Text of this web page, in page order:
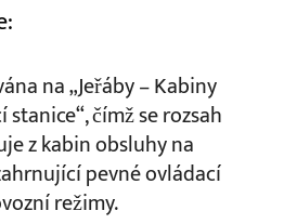
na „Jeřáby – Kabiny
čímž se rozsah
z kabin obsluhy na
pevné ovládací
režimy.